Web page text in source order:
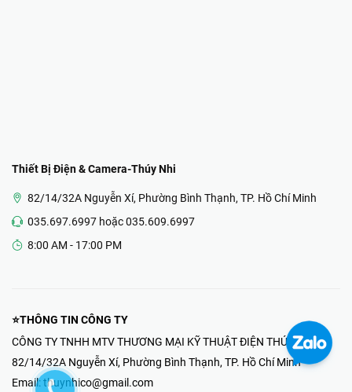
Thiết Bị Điện & Camera-Thúy Nhi
82/14/32A Nguyễn Xí, Phường Bình Thạnh, TP. Hồ Chí Minh
035.697.6997 hoặc 035.609.6997
8:00 AM - 17:00 PM
⭐THÔNG TIN CÔNG TY
CÔNG TY TNHH MTV THƯƠNG MẠI KỸ THUẬT ĐIỆN THÚY NHI
82/14/32A Nguyễn Xí, Phường Bình Thạnh, TP. Hồ Chí Minh
Email: thuynhico@gmail.com